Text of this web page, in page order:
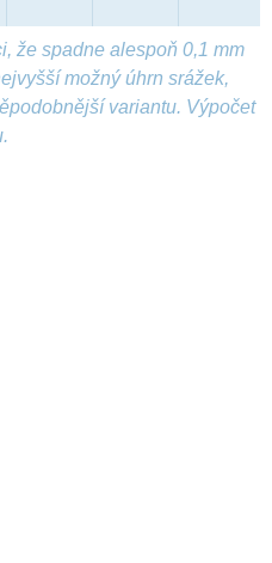
že spadne alespoň 0,1 mm
možný úhrn srážek,
variantu. Výpočet